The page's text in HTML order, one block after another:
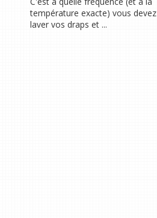
température exacte) vous devez
laver vos draps et ...